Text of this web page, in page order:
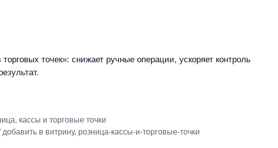
точек»: снижает ручные операции, ускоряет контроль
кассы и торговые точки
в витрину, розница-кассы-и-торговые-точки